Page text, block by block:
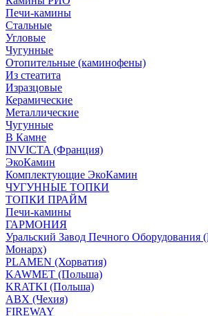
Печи-камины
Стальные
Угловые
Чугунные
Отопительные (каминофены)
Из стеатита
Изразцовые
Керамические
Металлические
Чугунные
В Камне
INVICTA (Франция)
ЭкоКамин
Комплектующие ЭкоКамин
ЧУГУННЫЕ ТОПКИ
ТОПКИ ПРАЙМ
Печи-камины
ГАРМОНИЯ
Уральский Завод Печного Оборудования
Монарх)
PLAMEN (Хорватия)
KAWMET (Польша)
KRATKI (Польша)
ABX (Чехия)
FIREWAY